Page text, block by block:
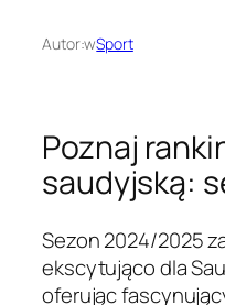
Autor:wSport
Poznaj
saudyjską:
Sezon 2024/2025
ekscytująco dla
oferując